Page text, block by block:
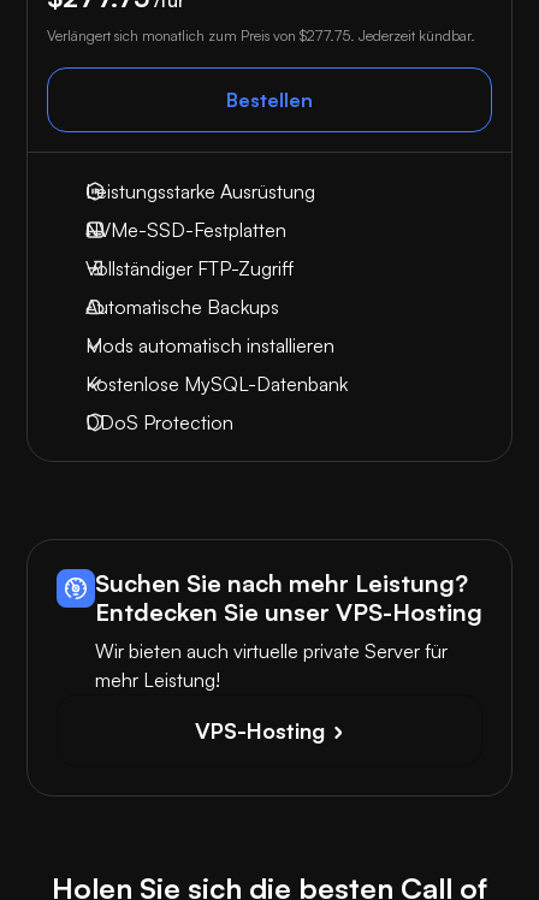
Verlängert sich monatlich zum Preis von $277.75 . Jederzeit kündbar.
Bestellen
Leistungsstarke Ausrüstung
NVMe-SSD-Festplatten
Vollständiger FTP-Zugriff
Automatische Backups
Mods automatisch installieren
Kostenlose MySQL-Datenbank
DDoS Protection
Suchen Sie nach mehr Leistung?
Entdecken Sie unser VPS-Hosting
Wir bieten auch virtuelle private Server für
mehr Leistung!
VPS-Hosting
Holen Sie sich die besten Call of